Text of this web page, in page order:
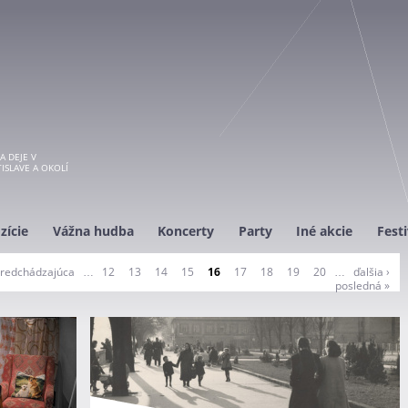
DEJE V
A OKOLÍ
Vážna hudba Koncerty Party Iné akcie
… 12 13 14 15 16 17 18 19 20 … ďalšia ›
posledná »